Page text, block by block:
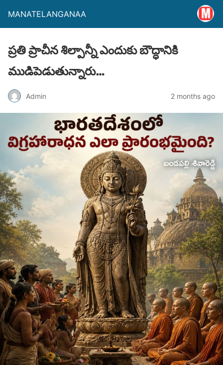
MANATELANGANAA
ప్రతి ప్రాచీన శిల్పాన్నీ ఎందుకు బౌద్ధానికి
ముడిపెడుతున్నారు…
Admin 2 months ago